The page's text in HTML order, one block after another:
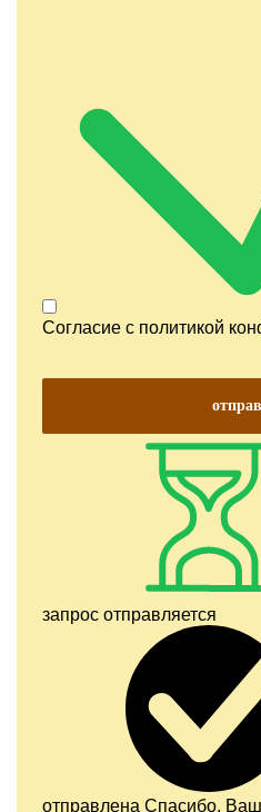
Согласие с политикой
запрос отправляется
отправлена Спасибо,